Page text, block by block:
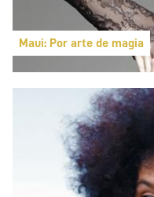
Maui: Por arte de magia